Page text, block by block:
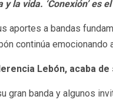
la vida. ‘Conexión’ es
aportes a bandas
continúa
Lebón, acaba
gran banda y algunos